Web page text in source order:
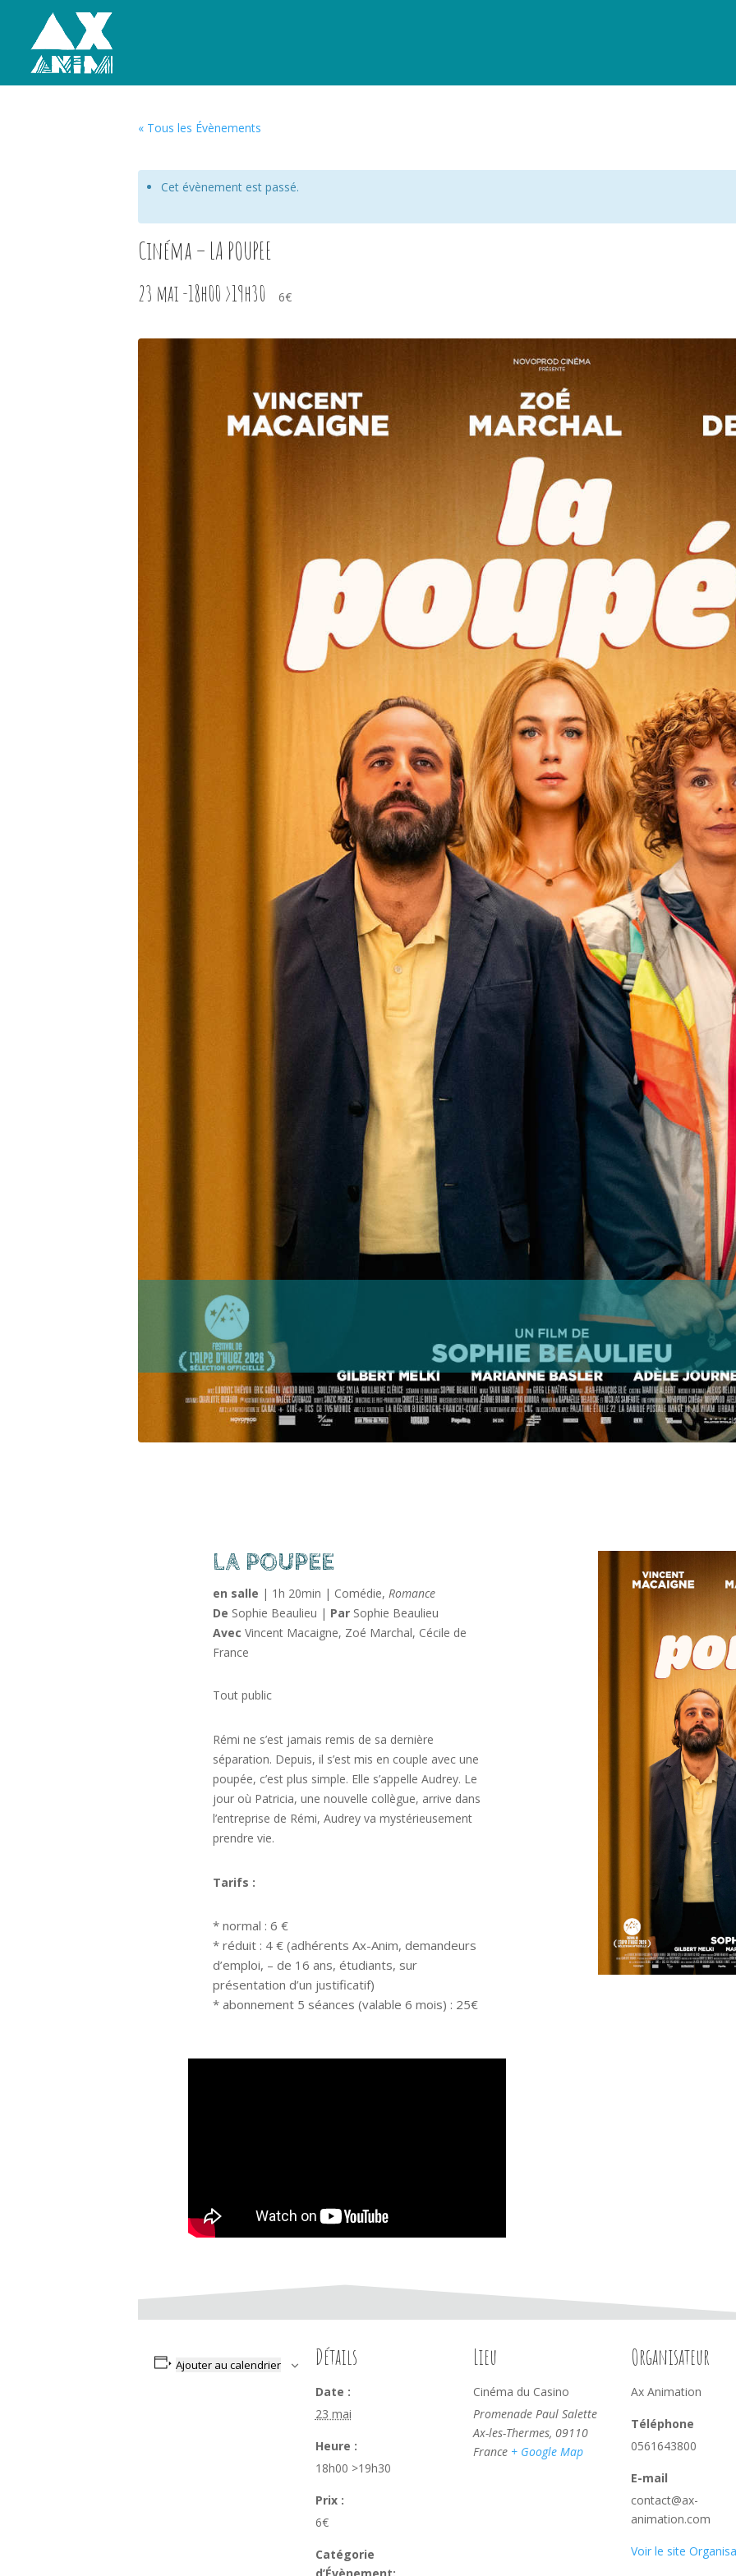
« Tous les Évènements
Cet évènement est passé.
Cinéma – LA POUPEE
23 mai -18h00 >19h30 6€
LA POUPEE
en salle | 1h 20min | Comédie, Romance
De Sophie Beaulieu | Par Sophie Beaulieu
Avec Vincent Macaigne, Zoé Marchal, Cécile de
France
Tout public
Rémi ne s’est jamais remis de sa dernière
séparation. Depuis, il s’est mis en couple avec une
poupée, c’est plus simple. Elle s’appelle Audrey. Le
jour où Patricia, une nouvelle collègue, arrive dans
l’entreprise de Rémi, Audrey va mystérieusement
prendre vie.
Tarifs :
* normal : 6 €
* réduit : 4 € (adhérents Ax-Anim, demandeurs
d’emploi, – de 16 ans, étudiants, sur
présentation d’un justificatif)
* abonnement 5 séances (valable 6 mois) : 25€
Ajouter au calendrier Détails
Date :
23 mai
Heure :
18h00 >19h30
Prix :
6€
Catégorie
Lieu
Cinéma du Casino
Promenade Paul Salette
Ax-les-Thermes, 09110
France + Google Map
Organisateur
Ax Animation
Téléphone
0561643800
E-mail
contact@ax-
animation.com
Voir le site